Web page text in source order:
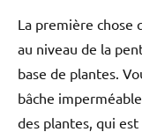
La première chose
au niveau de la
base de plantes.
bâche
des plantes, qui